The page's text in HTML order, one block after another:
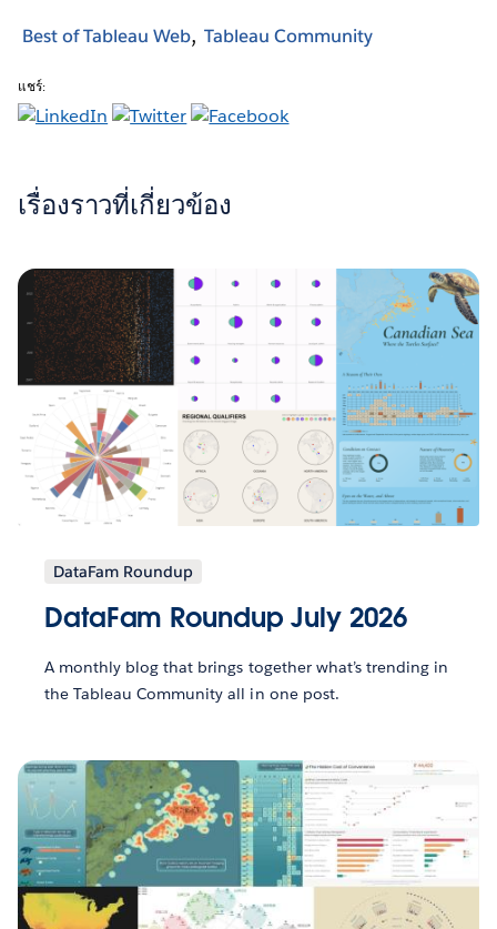
Best of Tableau Web Tableau Community
แชร์:
เรื่องราวที่เกี่ยวข้อง
DataFam Roundup
DataFam Roundup July 2026
A monthly blog that brings together what’s trending in
the Tableau Community all in one post.